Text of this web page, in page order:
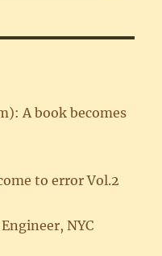
A book becomes
to error Vol.2
NYC